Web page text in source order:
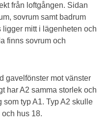
från loftgången. Sidan
sovrum samt badrum
ligger mitt i lägenheten och
finns sovrum och
gavelfönster mot vänster
har A2 samma storlek och
som typ A1. Typ A2 skulle
hus 18.